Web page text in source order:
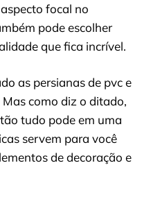
focal no
pode escolher
que fica incrível.
as persianas de pvc e
como diz o ditado,
tudo pode em uma
servem para você
de decoração e